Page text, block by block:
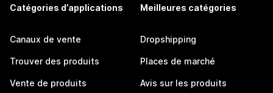
Catégories d’applications
Canaux de vente
Trouver des produits
Vente de produits
Meilleures catégories
Dropshipping
Places de marché
Avis sur les produits